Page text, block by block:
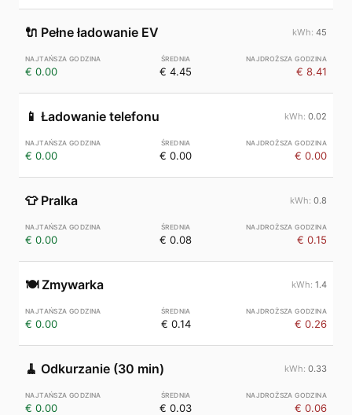
🔌 Pełne ładowanie EV 45
€ 0.00 € 4.45 € 8.41
📱 Ładowanie telefonu 0.02
€ 0.00 € 0.00 € 0.00
👕 Pralka 0.8
€ 0.00 € 0.08 € 0.15
🍽️ Zmywarka 1.4
€ 0.00 € 0.14 € 0.26
🧹 Odkurzanie (30 min) 0.33
€ 0.00 € 0.03 € 0.06